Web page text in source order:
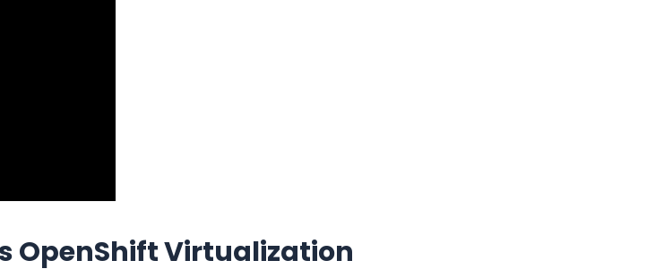
OpenShift Virtualization